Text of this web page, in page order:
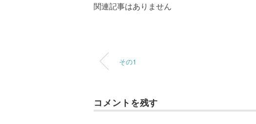
関連記事はありません
その1
コメントを残す